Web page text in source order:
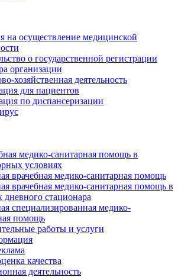
на осуществление медицинской
о государственной регистрации
организации
хозяйственная деятельность
для пациентов
по диспансеризации
медико-санитарная помощь в
условиях
врачебная медико-санитарная помощь
врачебная медико-санитарная помощь в
дневного стационара
специализированная медико-
помощь
работы и услуги
качества
деятельность